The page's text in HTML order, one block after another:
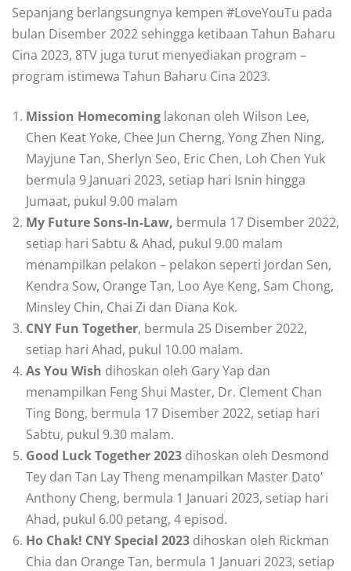
Sepanjang berlangsungnya kempen #LoveYouTu pada
bulan Disember 2022 sehingga ketibaan Tahun Baharu
Cina 2023, 8TV juga turut menyediakan program –
program istimewa Tahun Baharu Cina 2023.
Mission Homecoming lakonan oleh Wilson Lee,
Chen Keat Yoke, Chee Jun Cherng, Yong Zhen Ning,
Mayjune Tan, Sherlyn Seo, Eric Chen, Loh Chen Yuk
bermula 9 Januari 2023, setiap hari Isnin hingga
Jumaat, pukul 9.00 malam
My Future Sons-In-Law, bermula 17 Disember 2022,
setiap hari Sabtu & Ahad, pukul 9.00 malam
menampilkan pelakon – pelakon seperti Jordan Sen,
Kendra Sow, Orange Tan, Loo Aye Keng, Sam Chong,
Minsley Chin, Chai Zi dan Diana Kok.
CNY Fun Together, bermula 25 Disember 2022,
setiap hari Ahad, pukul 10.00 malam.
As You Wish dihoskan oleh Gary Yap dan
menampilkan Feng Shui Master, Dr. Clement Chan
Ting Bong, bermula 17 Disember 2022, setiap hari
Sabtu, pukul 9.30 malam.
Good Luck Together 2023 dihoskan oleh Desmond
Tey dan Tan Lay Theng menampilkan Master Dato’
Anthony Cheng, bermula 1 Januari 2023, setiap hari
Ahad, pukul 6.00 petang, 4 episod.
Ho Chak! CNY Special 2023 dihoskan oleh Rickman
Chia dan Orange Tan, bermula 1 Januari 2023, setiap